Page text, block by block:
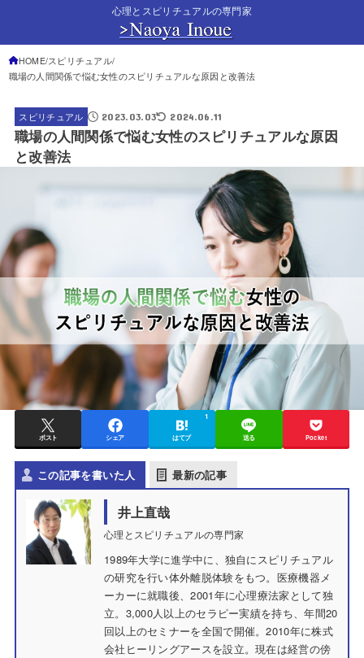
心理とスピリチュアルの専門家
HOME スピリチュアル
職場の人間関係で悩む女性のスピリチュアルな原因と改善法
スピリチュアル 2023.03.03 2024.06.11
職場の人間関係で悩む女性のスピリチュアルな原因
と改善法
ポスト シェア はてブ
1
送る Pocket
この記事を書いた人 最新の記事
井上直哉
心理とスピリチュアルの専門家
1989年大学に進学中に、独自にスピリチュアル
の研究を行い体外離脱体験をもつ。医療機器メ
ーカーに就職後、2001年に心理療法家として独
立。3,000人以上のセラピー実績を持ち、年間20
回以上のセミナーを全国で開催。2010年に株式
会社ヒーリングアースを設立。現在は経営の傍